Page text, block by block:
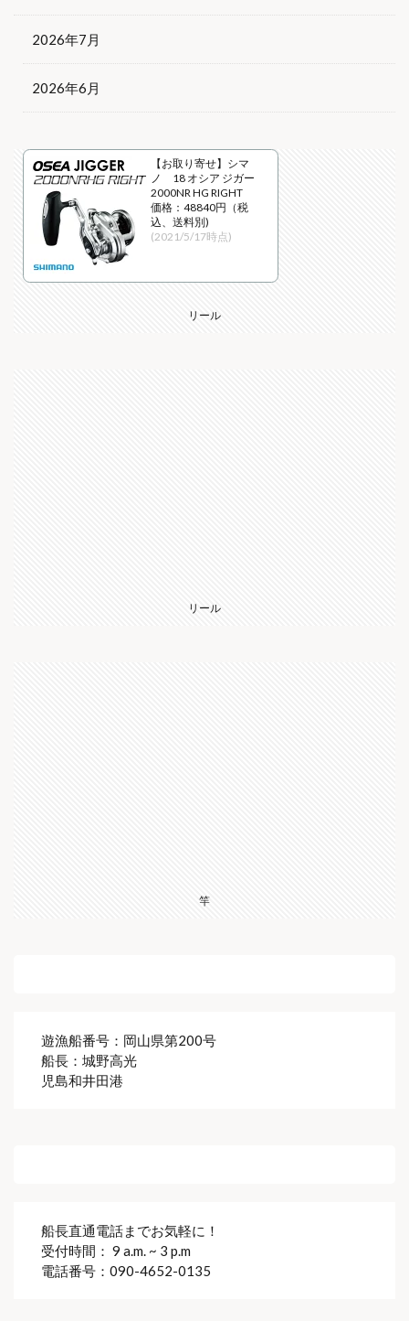
2026年7月
2026年6月
【お取り寄せ】シマ
ノ 18 オシア ジガー
2000NR HG RIGHT
価格：48840円（税
込、送料別)
(2021/5/17時点)
リール
リール
竿
遊漁船番号：岡山県第200号
船長：城野高光
児島和井田港
船長直通電話までお気軽に！
受付時間： 9 a.m. ~ 3 p.m
電話番号：090-4652-0135